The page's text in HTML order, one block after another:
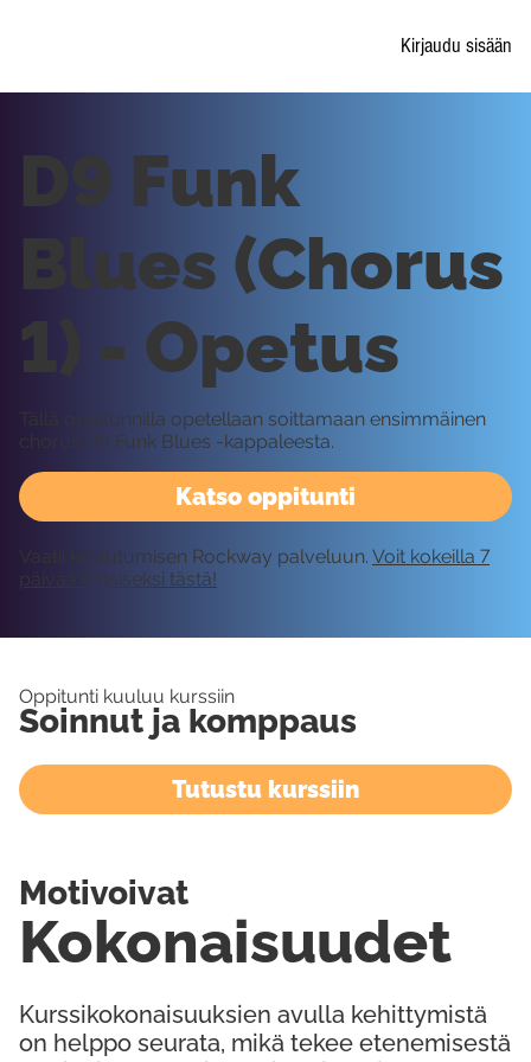
Kirjaudu sisään
Katso oppitunti
D9 Funk
Blues (Chorus
1) - Opetus
Tällä oppitunnilla opetellaan soittamaan ensimmäinen
chorus D9 Funk Blues -kappaleesta.
Vaatii kirjautumisen Rockway palveluun. Voit kokeilla 7
päivää ilmaiseksi tästä!
Oppitunti kuuluu kurssiin
Soinnut ja komppaus
Tutustu kurssiin
Kurssikokonaisuuksien avulla kehittymistä
on helppo seurata, mikä tekee etenemisestä
Kokonaisuudet
Motivoivat